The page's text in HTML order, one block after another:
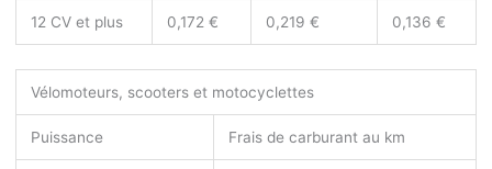
12 CV et plus 0,172 € 0,219 € 0,136 €
Vélomoteurs, scooters et motocyclettes
Puissance Frais de carburant au km